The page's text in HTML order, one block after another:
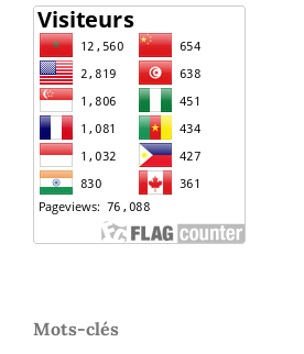
Mots-clés